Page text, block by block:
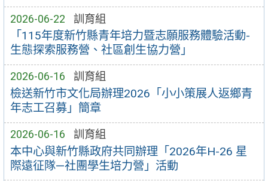
2026-06-22 訓育組
「115年度新竹縣青年培力暨志願服務體驗活動-
生態探索服務營、社區創生協力營」
2026-06-16 訓育組
檢送新竹市文化局辦理2026「小小策展人返鄉青
年志工召募」簡章
2026-06-16 訓育組
本中心與新竹縣政府共同辦理「2026年H-26 星
際遠征隊—社團學生培力營」活動